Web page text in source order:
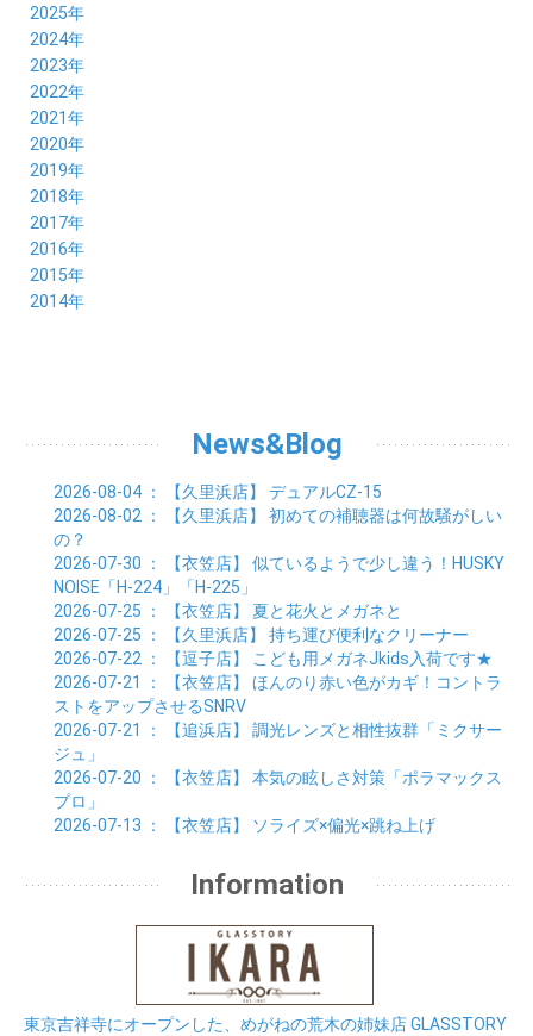
2025年
12月 (10)
11月 (8)
10月 (8)
09月 (8)
08月 (9)
07月 (7)
06月 (9)
05月 (8)
04月 (8)
03月 (9)
02月 (8)
01月 (8)
2024年
12月 (8)
11月 (9)
10月 (8)
09月 (9)
08月 (7)
07月 (8)
06月 (8)
05月 (8)
04月 (8)
03月 (8)
02月 (9)
2023年
12月 (8)
11月 (8)
10月 (8)
09月 (8)
08月 (9)
07月 (9)
06月 (8)
05月 (9)
04月 (9)
03月 (8)
2022年
12月 (9)
11月 (5)
10月 (4)
09月 (5)
08月 (4)
07月 (4)
06月 (5)
05月 (5)
04月 (2)
2021年
12月 (6)
11月 (4)
10月 (3)
09月 (7)
08月 (5)
07月 (4)
06月 (6)
05月 (6)
2020年
12月 (3)
11月 (6)
10月 (7)
09月 (7)
08月 (5)
07月 (5)
06月 (7)
2019年
12月 (9)
11月 (5)
10月 (7)
09月 (11)
08月 (6)
07月 (5)
2018年
12月 (6)
11月 (7)
10月 (6)
09月 (8)
08月 (4)
01月 (7)
2017年
12月 (6)
11月 (4)
10月 (5)
02月 (3)
01月 (6)
2016年
12月 (7)
11月 (4)
03月 (6)
02月 (9)
01月 (11)
2015年
12月 (6)
06月 (2)
2014年
News&Blog
2026-08-04 ： 【久里浜店】 デュアルCZ-15
2026-08-02 ： 【久里浜店】 初めての補聴器は何故騒がしい
の？
2026-07-30 ： 【衣笠店】 似ているようで少し違う！HUSKY
NOISE「H-224」「H-225」
2026-07-25 ： 【衣笠店】 夏と花火とメガネと
2026-07-25 ： 【久里浜店】 持ち運び便利なクリーナー
2026-07-22 ： 【逗子店】
こども用メガネJkids入荷です★
2026-07-21
： 【衣笠店】 ほんのり赤い色がカギ！コントラ
ストをアップさせるSNRV
2026-07-21
： 【追浜店】 調光レンズと相性抜群「ミクサー
ジュ」
2026-07-20 ： 【衣笠店】 本気の眩しさ対策「ポラマックス
プロ」
2026-07-13 ： 【衣笠店】 ソライズ×偏光×跳ね上げ
Information
東京吉祥寺にオープンした、めがねの荒木の姉妹店 GLASSTORY